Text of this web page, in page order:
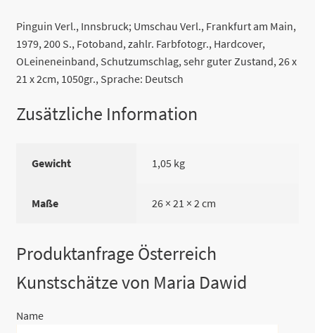
Pinguin Verl., Innsbruck; Umschau Verl., Frankfurt am Main,
1979, 200 S., Fotoband, zahlr. Farbfotogr., Hardcover,
OLeineneinband, Schutzumschlag, sehr guter Zustand, 26 x
21 x 2cm, 1050gr., Sprache: Deutsch
Zusätzliche Information
Gewicht 1,05 kg
Maße 26 × 21 × 2 cm
Produktanfrage Österreich
Kunstschätze von Maria Dawid
Name